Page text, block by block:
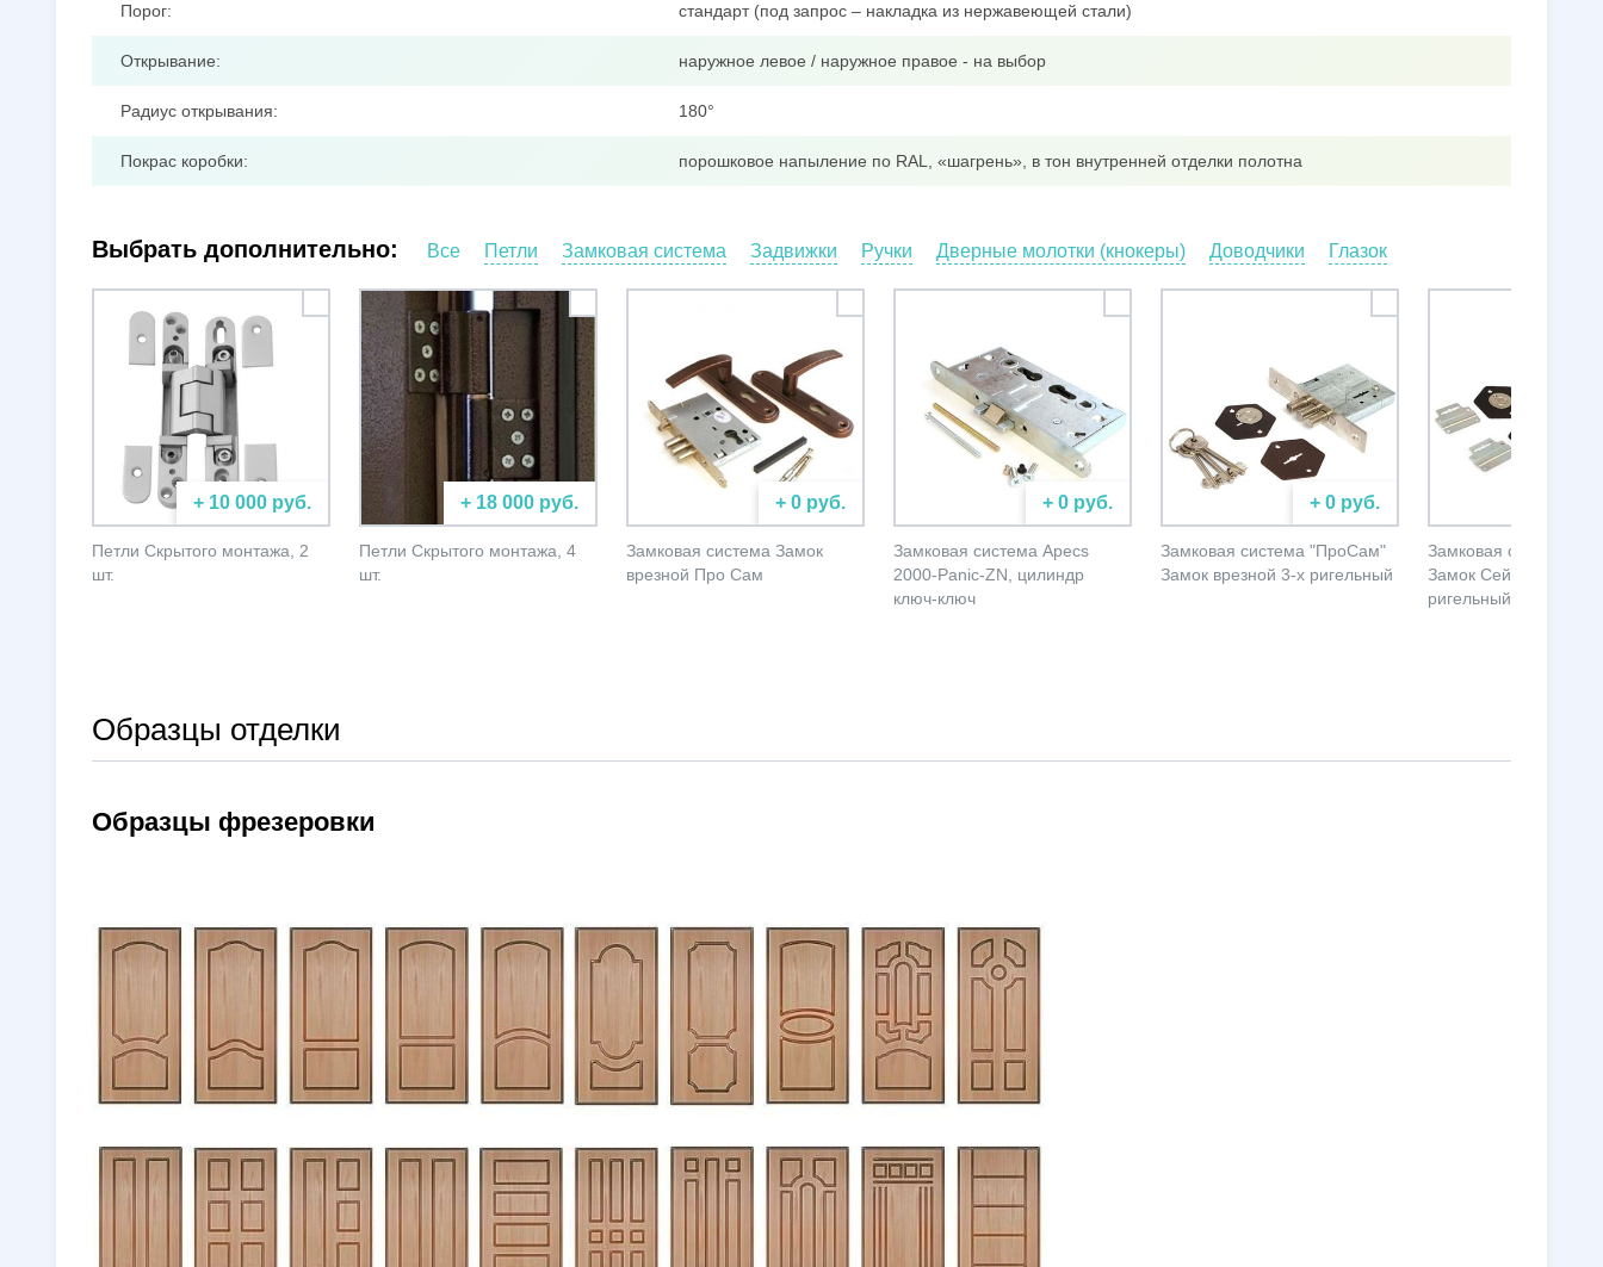
Порог: стандарт (под запрос – накладка из нержавеющей стали)
Открывание: наружное левое / наружное правое - на выбор
Радиус открывания: 180°
Покрас коробки: порошковое напыление по RAL, «шагрень», в тон внутренней отделки полотна
Выбрать дополнительно: Все Петли Замковая система Задвижки Ручки Дверные молотки (кнокеры) Доводчики Глазок
+ 10 000 руб.
Петли Скрытого монтажа, 2
шт.
+ 18 000 руб.
Петли Скрытого монтажа, 4
шт.
+ 0 руб.
Замковая система Замок
врезной Про Сам
+ 0 руб.
Замковая система Apecs
2000-Panic-ZN, цилиндр
ключ-ключ
+ 0 руб.
Замковая система "ПроСам"
Замок врезной 3-х ригельный
Замковая система
Замок Сейфовый 4-х
ригельный
Образцы отделки
Образцы фрезеровки